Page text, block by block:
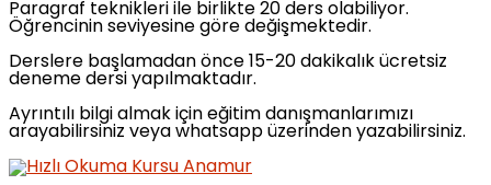
Paragraf teknikleri ile birlikte 20 ders olabiliyor.
Öğrencinin seviyesine göre değişmektedir.
Derslere başlamadan önce 15-20 dakikalık ücretsiz
deneme dersi yapılmaktadır.
Ayrıntılı bilgi almak için eğitim danışmanlarımızı
arayabilirsiniz veya whatsapp üzerinden yazabilirsiniz.